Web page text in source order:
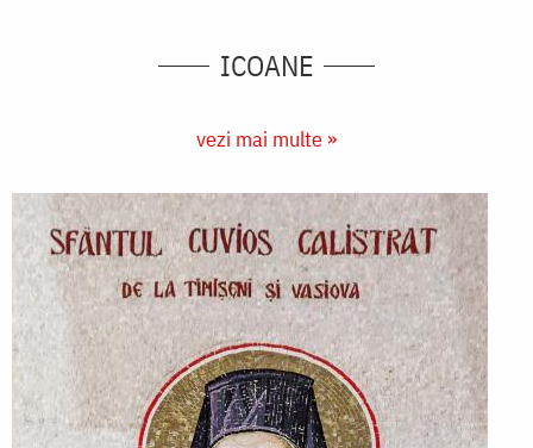
ICOANE
vezi mai multe »